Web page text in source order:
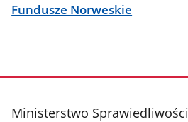
Fundusze Norweskie
stopka
Ministerstwo Sprawiedliwości